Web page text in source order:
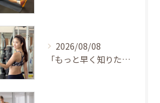
2026/08/08
「もっと早く知りたかった…」40代から加圧を始めたら、体力がついて疲れにくくなった！運動が苦手な私でも続けられた理由 LAKSHIMI守口店